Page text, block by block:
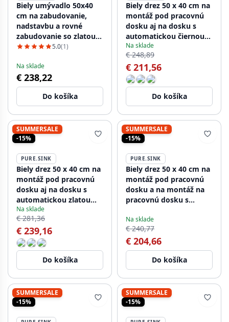
Biely umývadlo 50x40
cm na zabudovanie,
nadstavbu a rovné
zabudovanie so zlatou
zátkou 1208970532
5.0(1)
Na sklade
€ 238,22
Do košíka
Biely drez 50 x 40 cm na
montáž pod pracovnú
dosku aj na dosku s
automatickou čiernou
zátkou 1208971899
Na sklade
€ 248,89
€ 211,56
Do košíka
SUMMERSALE
-15%
PURE.SINK
Biely drez 50 x 40 cm na
montáž pod pracovnú
dosku aj na dosku s
automatickou zlatou
zátkou 1208971901
Na sklade
€ 281,36
€ 239,16
Do košíka
SUMMERSALE
-15%
PURE.SINK
Biely drez 50 x 40 cm na
montáž pod pracovnú
dosku a na montáž na
pracovnú dosku s
zátkou 1208971903
Na sklade
€ 240,77
€ 204,66
Do košíka
SUMMERSALE
-15%
SUMMERSALE
-15%